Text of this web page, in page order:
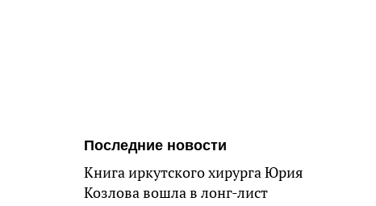
Последние новости
Книга иркутского хирурга Юрия
Козлова вошла в лонг-лист